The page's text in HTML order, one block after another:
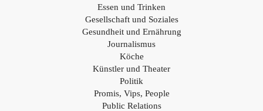
Essen und Trinken
Gesellschaft und Soziales
Gesundheit und Ernährung
Journalismus
Köche
Künstler und Theater
Politik
Promis, Vips, People
Public Relations